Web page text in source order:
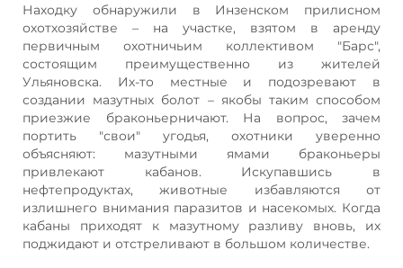
Находку обнаружили в Инзенском прилисном
охотхозяйстве – на участке, взятом в аренду
первичным охотничьим коллективом "Барс",
состоящим преимущественно из жителей
Ульяновска. Их-то местные и подозревают в
создании мазутных болот – якобы таким способом
приезжие браконьерничают. На вопрос, зачем
портить "свои" угодья, охотники уверенно
объясняют: мазутными ямами браконьеры
привлекают кабанов. Искупавшись в
нефтепродуктах, животные избавляются от
излишнего внимания паразитов и насекомых. Когда
кабаны приходят к мазутному разливу вновь, их
поджидают и отстреливают в большом количестве.